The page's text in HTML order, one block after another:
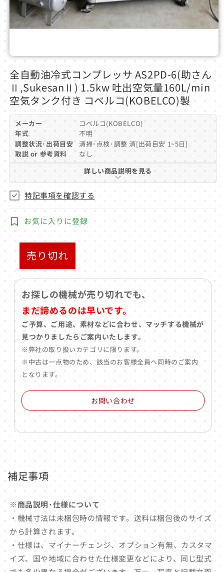
モ
ー
ダ
ル
で
メ
デ
ア
(1)
開
全自動油冷式コンプレッサ AS2PD-6(助さん
Ⅱ,SukesanⅡ) 1.5kw 吐出空気量160L/min
空気タンク付き コベルコ(KOBELCO)製
メーカー
コベルコ(KOBELCO)
年式
不明
調整状況･出荷目安
清掃･点検･調整 済[出荷目安 1~5日]
取説 or 参考資料
なし
詳しい商品説明を見る
特記事項を確認する
お気に入りに登録
売り切れ
お探しの機械が売り切れでも、
まだ諦めるのは早いです。
ご予算、ご用途、素材などに合わせ、マッチする機械が
見つかりましたらご案内いたします。
※弊社の取り扱いカテゴリに限ります。
※中古は一点物のため、該当のお客様全員へ同時のご案内
となります。
お問い合わせ
補足事項
※商品説明･仕様について
・機械寸法は未梱包時の情報です。送料は梱包後のサイズ
から計算されます。
・仕様は、マイナーチェンジ、オプション有無、カスタマ
イズ、国や地域に合わせた仕様変更などにより、同じ型式